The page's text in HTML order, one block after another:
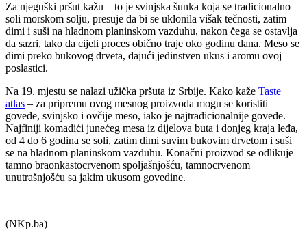
Za njeguški pršut kažu – to je svinjska šunka koja se tradicionalno
soli morskom solju, presuje da bi se uklonila višak tečnosti, zatim
dimi i suši na hladnom planinskom vazduhu, nakon čega se ostavlja
da sazri, tako da cijeli proces obično traje oko godinu dana. Meso se
dimi preko bukovog drveta, dajući jedinstven ukus i aromu ovoj
poslastici.
Na 19. mjestu se nalazi užička pršuta iz Srbije. Kako kaže Taste
atlas – za pripremu ovog mesnog proizvoda mogu se koristiti
goveđe, svinjsko i ovčije meso, iako je najtradicionalnije goveđe.
Najfiniji komadići junećeg mesa iz dijelova buta i donjeg kraja leđa,
od 4 do 6 godina se soli, zatim dimi suvim bukovim drvetom i suši
se na hladnom planinskom vazduhu. Konačni proizvod se odlikuje
tamno braonkastocrvenom spoljašnjošću, tamnocrvenom
unutrašnjošću sa jakim ukusom govedine.
(NKp.ba)